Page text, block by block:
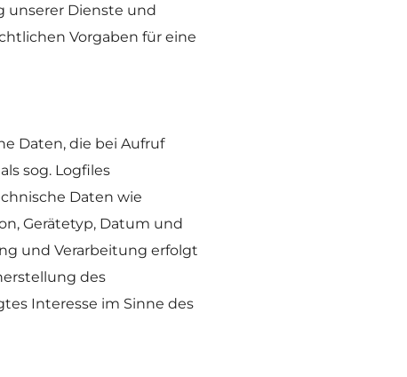
unserer Dienste und
Vorgaben für eine
Daten, die bei Aufruf
sog. Logfiles
Daten wie
Gerätetyp, Datum und
und Verarbeitung erfolgt
des
Interesse im Sinne des